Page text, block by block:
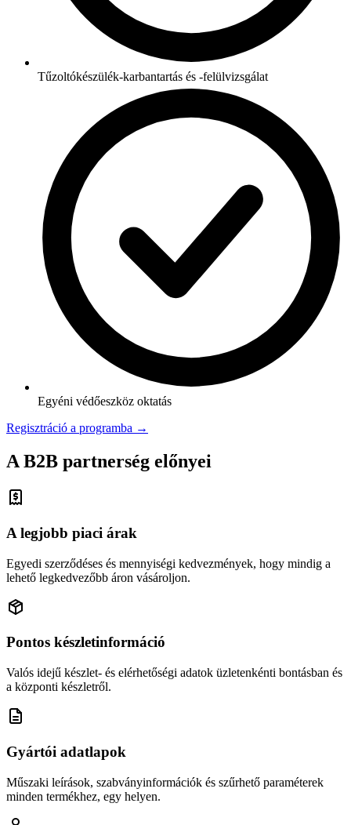
Tűzoltókészülék-karbantartás és -felülvizsgálat
Egyéni védőeszköz oktatás
Regisztráció a programba →
A B2B partnerség előnyei
A legjobb piaci árak
Egyedi szerződéses és mennyiségi kedvezmények, hogy mindig a
lehető legkedvezőbb áron vásároljon.
Pontos készletinformáció
Valós idejű készlet- és elérhetőségi adatok üzletenkénti bontásban és
a központi készletről.
Gyártói adatlapok
Műszaki leírások, szabványinformációk és szűrhető paraméterek
minden termékhez, egy helyen.